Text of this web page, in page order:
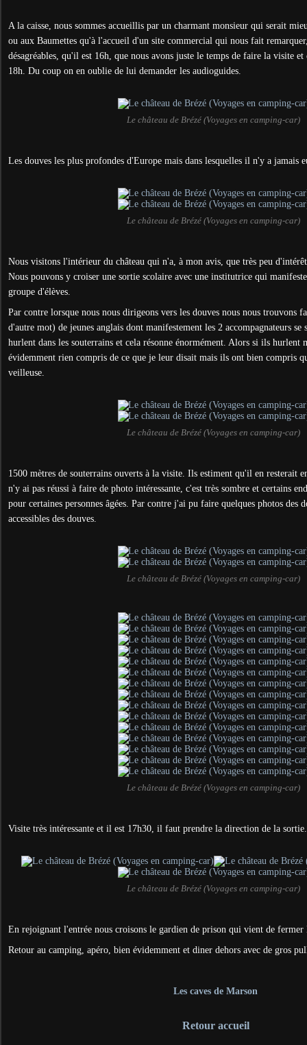
A la caisse, nous sommes accueillis par un charmant monsieur qui serait
ou aux Baumettes qu'à l'accueil d'un site commercial qui nous fait
désagréables, qu'il est 16h, que nous avons juste le temps de faire la visite
18h. Du coup on en oublie de lui demander les audioguides.
Le château de Brézé (Voyages en camping-car)
Les douves les plus profondes d'Europe mais dans lesquelles il n'y a jamais
Le château de Brézé (Voyages en camping-car)
Nous visitons l'intérieur du château qui n'a, à mon avis, que très peu
Nous pouvons y croiser une sortie scolaire avec une institutrice qui
groupe d'élèves.
Par contre lorsque nous nous dirigeons vers les douves nous nous trouvons
d'autre mot) de jeunes anglais dont manifestement les 2 accompagnateurs se
hurlent dans les souterrains et cela résonne énormément. Alors si ils
évidemment rien compris de ce que je leur disait mais ils ont bien compris
veilleuse.
Le château de Brézé (Voyages en camping-car)
1500 mètres de souterrains ouverts à la visite. Ils estiment qu'il en resterait
n'y ai pas réussi à faire de photo intéressante, c'est très sombre et certains
pour certaines personnes âgées. Par contre j'ai pu faire quelques photos des
accessibles des douves.
Le château de Brézé (Voyages en camping-car)
Le château de Brézé (Voyages en camping-car)
Visite très intéressante et il est 17h30, il faut prendre la direction de la
Le château de Brézé (Voyages en camping-car)
En rejoignant l'entrée nous croisons le gardien de prison qui vient de
Retour au camping, apéro, bien évidemment et diner dehors avec de gros
Les caves de Marson
Retour accueil